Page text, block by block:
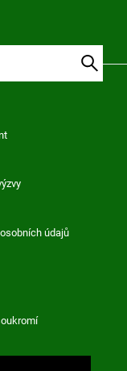
údajů